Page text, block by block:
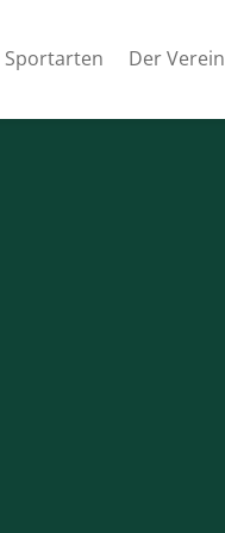
Sportarten Der Verein